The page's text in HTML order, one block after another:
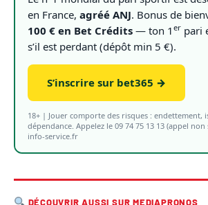
en France, agréé ANJ. Bonus de
100 € en Bet Crédits — ton 1 er pari
s’il est perdant (dépôt min 5 €).
S’inscrire sur bet365 →
18+ | Jouer comporte des risques : endettement,
dépendance. Appelez le 09 74 75 13 13 (appel
info-service.fr
DÉCOUVRIR AUSSI SUR MEDIAPRONOS